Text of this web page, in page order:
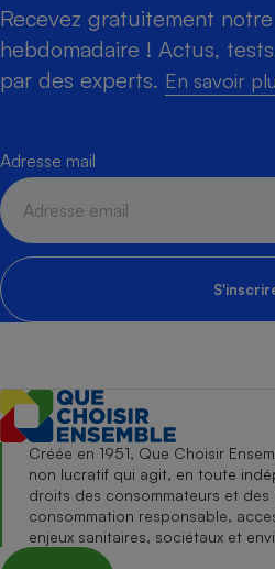
Recevez gratuitement
hebdomadaire ! Actus,
par des experts. En savoir
Adresse mail
Créée en 1951, Que Choisir
non lucratif qui agit, en toute
droits des consommateurs et
consommation responsable,
enjeux sanitaires, sociétaux et